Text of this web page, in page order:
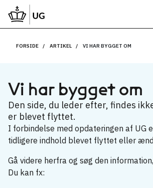
FORSIDE ARTIKEL VI HAR BYGGET OM
Vi har bygget om
Den side, du leder efter, findes
er blevet flyttet.
I forbindelse med opdateringen af UG
tidligere indhold blevet flyttet eller
Gå videre herfra og søg den
Du kan fx: